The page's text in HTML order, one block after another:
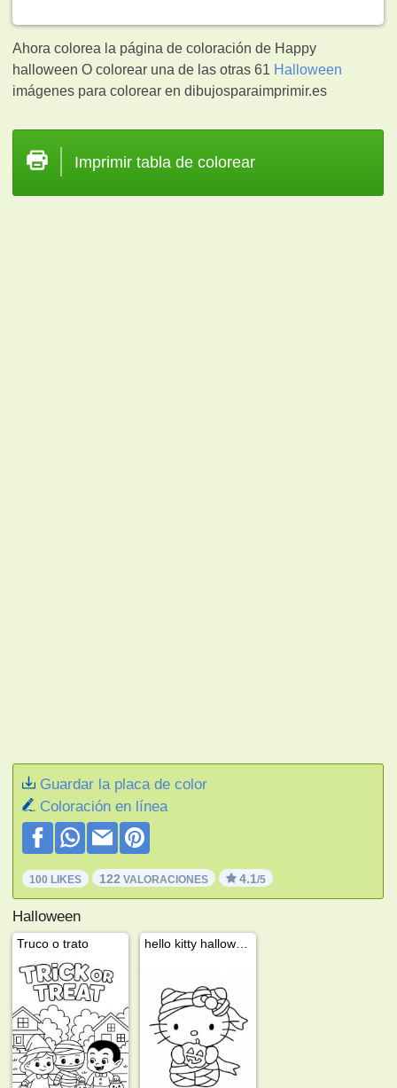
Ahora colorea la página de coloración de Happy
halloween O colorear una de las otras 61 Halloween
imágenes para colorear en dibujosparaimprimir.es
Imprimir tabla de colorear
Guardar la placa de color
Coloración en línea
100 LIKES 122 VALORACIONES 4.1/5
Halloween
Truco o trato